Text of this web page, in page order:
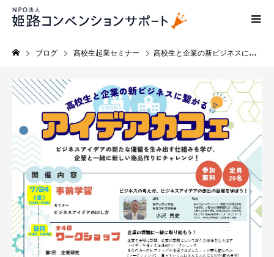
ブログ 高校生起業セミナー 高校生と企業の新ビジネスにつながるアイデアカフェ 参加募集！